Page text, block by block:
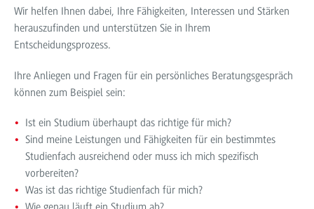
Wir helfen Ihnen dabei, Ihre Fähigkeiten, Interessen und Stärken
herauszufinden und unterstützen Sie in Ihrem
Entscheidungsprozess.
Ihre Anliegen und Fragen für ein persönliches Beratungsgespräch
können zum Beispiel sein:
Ist ein Studium überhaupt das richtige für mich?
Sind meine Leistungen und Fähigkeiten für ein bestimmtes
Studienfach ausreichend oder muss ich mich spezifisch
vorbereiten?
Was ist das richtige Studienfach für mich?